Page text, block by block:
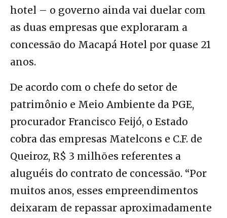
hotel – o governo ainda vai duelar com
as duas empresas que exploraram a
concessão do Macapá Hotel por quase 21
anos.
De acordo com o chefe do setor de
patrimônio e Meio Ambiente da PGE,
procurador Francisco Feijó, o Estado
cobra das empresas Matelcons e C.F. de
Queiroz, R$ 3 milhões referentes a
aluguéis do contrato de concessão. “Por
muitos anos, esses empreendimentos
deixaram de repassar aproximadamente